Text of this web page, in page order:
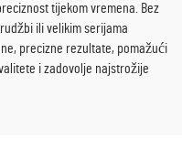
tijekom vremena. Bez
ili velikim serijama
precizne rezultate, pomažući
i zadovolje najstrožije